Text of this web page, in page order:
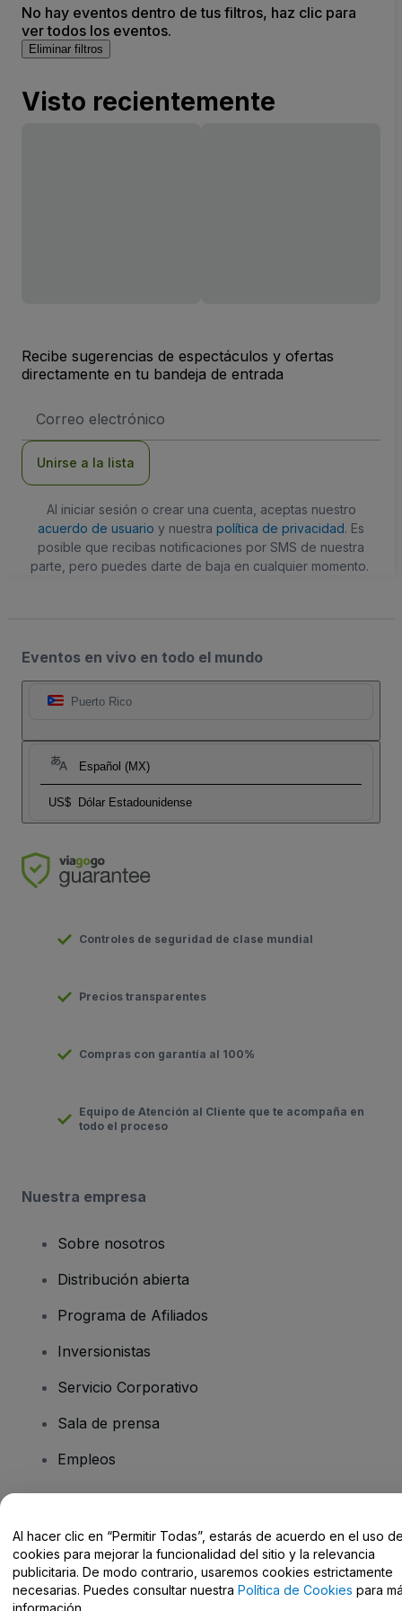
No hay eventos dentro de tus filtros, haz clic para
ver todos los eventos.
Eliminar filtros
Visto recientemente
Recibe sugerencias de espectáculos y ofertas
directamente en tu bandeja de entrada
de
Unirse a la lista
Al iniciar sesión o crear una cuenta, aceptas nuestro
acuerdo de usuario y nuestra política de privacidad. Es
posible que recibas notificaciones por SMS de nuestra
parte, pero puedes darte de baja en cualquier momento.
Eventos en vivo en todo el mundo
Puerto Rico
Español (MX)
US$ Dólar Estadounidense
Controles de seguridad de clase mundial
Precios transparentes
Compras con garantía al 100%
Equipo de Atención al Cliente que te acompaña en
todo el proceso
Nuestra empresa
Sobre nosotros
Distribución abierta
Programa de Afiliados
Inversionistas
Servicio Corporativo
Sala de prensa
Empleos
Centro de Ayuda / Contacto
Al hacer clic en “Permitir Todas”, estarás de acuerdo en el uso
cookies para mejorar la funcionalidad del sitio y la relevancia
publicitaria. De modo contrario, usaremos cookies estrictamente
necesarias. Puedes consultar nuestra Política de Cookies para
información.